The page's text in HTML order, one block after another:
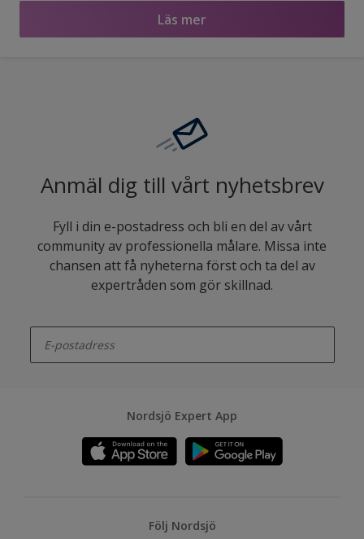
Läs mer
Anmäl dig till vårt nyhetsbrev
Fyll i din e-postadress och bli en del av vårt
community av professionella målare. Missa inte
chansen att få nyheterna först och ta del av
expertråden som gör skillnad.
Nordsjö Expert App
Följ Nordsjö